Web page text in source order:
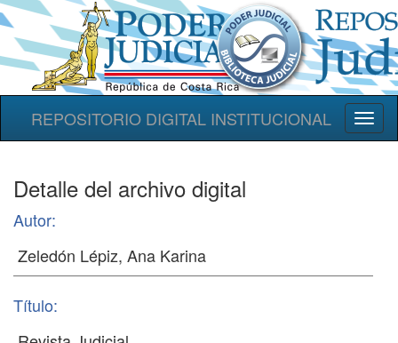
REPOSITORIO DIGITAL INSTITUCIONAL
Detalle del archivo digital
Autor:
Título: